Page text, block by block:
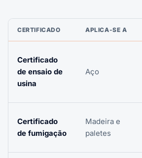
CERTIFICADO APLICA-SE A
Certificado
de ensaio de
usina
Aço
Certificado
de fumigação
Madeira e
paletes